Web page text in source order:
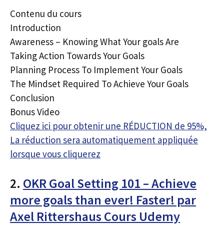
Contenu du cours
Introduction
Awareness – Knowing What Your goals Are
Taking Action Towards Your Goals
Planning Process To Implement Your Goals
The Mindset Required To Achieve Your Goals
Conclusion
Bonus Video
Cliquez ici pour obtenir une RÉDUCTION de 95%,
La réduction sera automatiquement appliquée
lorsque vous cliquerez
2. OKR Goal Setting 101 – Achieve
more goals than ever! Faster! par
Axel Rittershaus Cours Udemy